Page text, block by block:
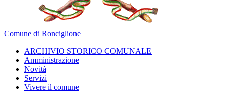
Comune di Ronciglione
ARCHIVIO STORICO COMUNALE
Amministrazione
Novità
Servizi
Vivere il comune